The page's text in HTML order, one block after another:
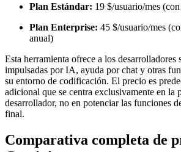
Plan Estándar: 19 $/usuario/mes
Plan Enterprise: 45 $/usuario/mes
anual)
Esta herramienta ofrece a los desarrolladores
impulsadas por IA, ayuda por chat y otras
su entorno de codificación. El precio es
adicional que se centra exclusivamente en la
desarrollador, no en potenciar las funciones
final.
Comparativa completa de